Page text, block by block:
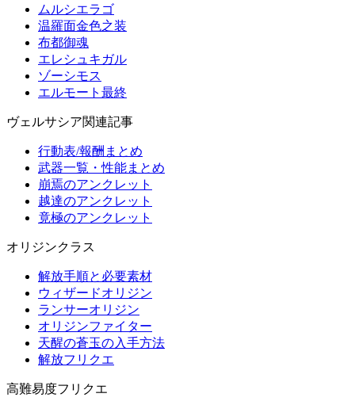
ムルシエラゴ
温羅面金色之装
布都御魂
エレシュキガル
ゾーシモス
エルモート最終
ヴェルサシア関連記事
行動表/報酬まとめ
武器一覧・性能まとめ
崩焉のアンクレット
越達のアンクレット
竟極のアンクレット
オリジンクラス
解放手順と必要素材
ウィザードオリジン
ランサーオリジン
オリジンファイター
天醒の蒼玉の入手方法
解放フリクエ
高難易度フリクエ